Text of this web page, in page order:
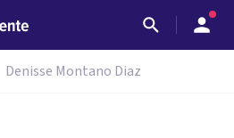
Denisse Montano Diaz